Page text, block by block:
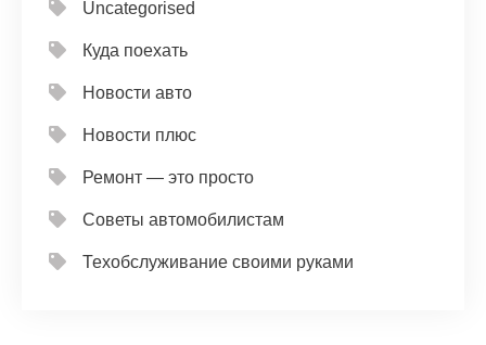
Uncategorised
Куда поехать
Новости авто
Новости плюс
Ремонт — это просто
Советы автомобилистам
Техобслуживание своими руками